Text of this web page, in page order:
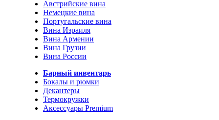
Австрийские вина
Немецкие вина
Португальские вина
Вина Израиля
Вина Армении
Вина Грузии
Вина России
Барный инвентарь
Бокалы и рюмки
Декантеры
Термокружки
Аксессуары Premium